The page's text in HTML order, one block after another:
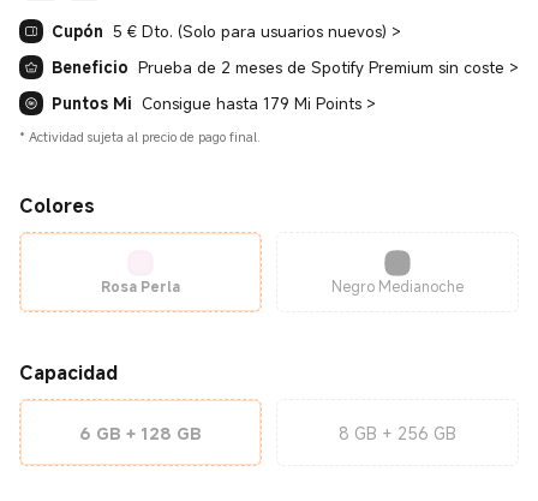
Cupón 5 € Dto. (Solo para usuarios nuevos) >
Beneficio Prueba de 2 meses de Spotify Premium sin coste >
Puntos Mi Consigue hasta 179 Mi Points >
* Actividad sujeta al precio de pago final.
Colores
Rosa Perla Negro Medianoche
Capacidad
6 GB + 128 GB 8 GB + 256 GB